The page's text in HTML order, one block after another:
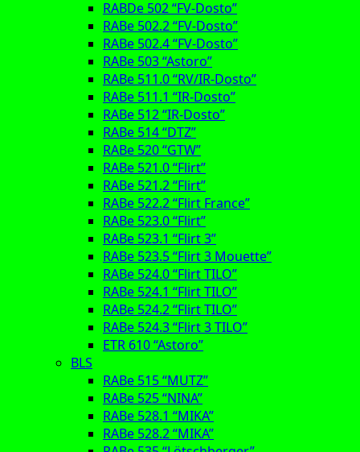
RABDe 502 “FV-Dosto”
RABe 502.2 “FV-Dosto”
RABe 502.4 “FV-Dosto”
RABe 503 “Astoro”
RABe 511.0 “RV/IR-Dosto”
RABe 511.1 “IR-Dosto”
RABe 512 “IR-Dosto”
RABe 514 “DTZ”
RABe 520 “GTW”
RABe 521.0 “Flirt”
RABe 521.2 “Flirt”
RABe 522.2 “Flirt France”
RABe 523.0 “Flirt”
RABe 523.1 “Flirt 3”
RABe 523.5 “Flirt 3 Mouette”
RABe 524.0 “Flirt TILO”
RABe 524.1 “Flirt TILO”
RABe 524.2 “Flirt TILO”
RABe 524.3 “Flirt 3 TILO”
ETR 610 “Astoro”
BLS
RABe 515 “MUTZ”
RABe 525 “NINA”
RABe 528.1 “MIKA”
RABe 528.2 “MIKA”